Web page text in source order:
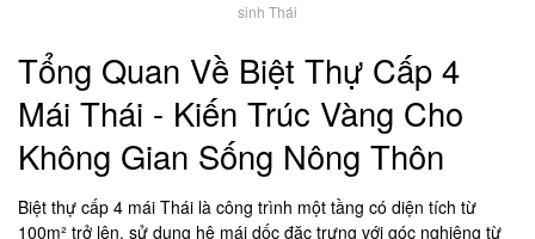
sinh Thái
Tổng Quan Về Biệt Thự Cấp 4
Mái Thái - Kiến Trúc Vàng Cho
Không Gian Sống Nông Thôn
Biệt thự cấp 4 mái Thái là công trình một tầng có diện tích từ
100m² trở lên, sử dụng hệ mái dốc đặc trưng với góc nghiêng từ